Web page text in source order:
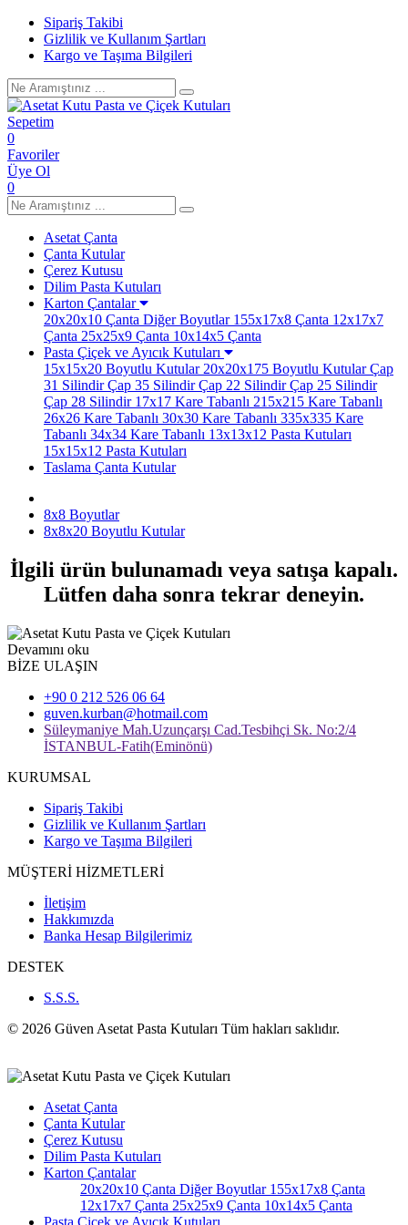
Sipariş Takibi
Gizlilik ve Kullanım Şartları
Kargo ve Taşıma Bilgileri
Sepetim
0
Favoriler
Üye Ol
0
Asetat Çanta
Çanta Kutular
Çerez Kutusu
Dilim Pasta Kutuları
Karton Çantalar
20x20x10 Çanta Diğer Boyutlar155x17x8 Çanta 12x17x7
Çanta 25x25x9 Çanta 10x14x5 Çanta
Pasta Çiçek ve Ayıcık Kutuları
15x15x20 Boyutlu Kutular20x20x175 Boyutlu KutularÇap
31 SilindirÇap 35 SilindirÇap 22 SilindirÇap 25 Silindir
Çap 28 Silindir17x17 Kare Tabanlı 215x215 Kare Tabanlı
26x26 Kare Tabanlı 30x30 Kare Tabanlı 335x335 Kare
Tabanlı 34x34 Kare Tabanlı 13x13x12 Pasta Kutuları
15x15x12 Pasta Kutuları
Taslama Çanta Kutular
8x8 Boyutlar
8x8x20 Boyutlu Kutular
İlgili ürün bulunamadı veya satışa kapalı.
Lütfen daha sonra tekrar deneyin.
Devamını oku
BİZE ULAŞIN
+90 0 212 526 06 64
guven.kurban@hotmail.com
Süleymaniye Mah.Uzunçarşı Cad.Tesbihçi Sk. No:2/4
İSTANBUL-Fatih(Eminönü)
KURUMSAL
Sipariş Takibi
Gizlilik ve Kullanım Şartları
Kargo ve Taşıma Bilgileri
MÜŞTERİ HİZMETLERİ
İletişim
Hakkımızda
Banka Hesap Bilgilerimiz
DESTEK
S.S.S.
© 2026 Güven Asetat Pasta Kutuları Tüm hakları saklıdır.
Asetat Çanta
Çanta Kutular
Çerez Kutusu
Dilim Pasta Kutuları
Karton Çantalar
20x20x10 Çanta Diğer Boyutlar155x17x8 Çanta
12x17x7 Çanta 25x25x9 Çanta 10x14x5 Çanta
Pasta Çiçek ve Ayıcık Kutuları